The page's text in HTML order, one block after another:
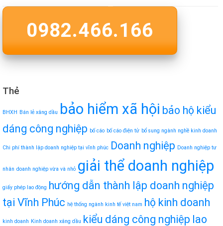
0982.466.166
Thẻ
BHXH Bán lẻ xăng dầu bảo hiểm xã hội bảo hộ kiểu
dáng công nghiệp bố cáo bố cáo điện tử bổ sung ngành nghề kinh doanh
Chi phí thành lập doanh nghiệp tại vĩnh phúc Doanh nghiệp Doanh nghiệp tư
nhân doanh nghiệp vừa và nhỏ giải thể doanh nghiệp
giấy phép lao động hướng dẫn thành lập doanh nghiệp
tại Vĩnh Phúc hệ thống ngành kinh tế việt nam hộ kinh doanh
kinh doanh Kinh doanh xăng dầu kiểu dáng công nghiệp lao